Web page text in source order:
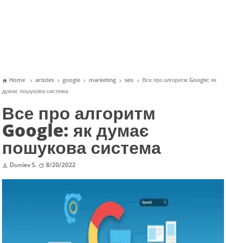
 Home  articles  google  marketing  seo 
Все про алгоритм Google: як
думає пошукова система
Все про алгоритм
Google: як думає
пошукова система
 Duniev S.  8/20/2022